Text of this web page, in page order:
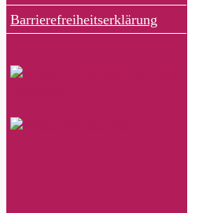
Barrierefreiheitserklärung